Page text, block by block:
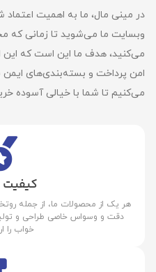
در مینی مال، ما به اهمیت اعتماد
وبسایت ما می‌شوید تا زمانی که
می‌کنید، هدف ما این است که این
امن پرداخت و بسته‌بندی‌های ایمن
می‌کنیم تا شما با خیالی آسوده
کیفیت
هر یک از محصولات ما، از جمله
دقت و وسواس خاصی طراحی و
خواب را